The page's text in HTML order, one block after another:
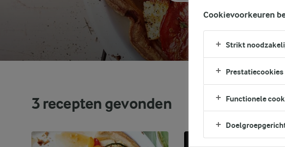
3 recepten gevonden
Cookievoorkeuren
Strikt
Prestatiecookies
Functionele